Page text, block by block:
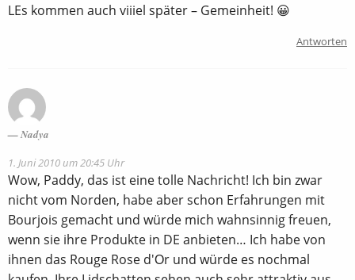
LEs kommen auch viiiel später – Gemeinheit! 😀
Antworten
Nadya
1. Juni 2010 um 20:45 Uhr
Wow, Paddy, das ist eine tolle Nachricht! Ich bin zwar
nicht vom Norden, habe aber schon Erfahrungen mit
Bourjois gemacht und würde mich wahnsinnig freuen,
wenn sie ihre Produkte in DE anbieten… Ich habe von
ihnen das Rouge Rose d'Оr und würde es nochmal